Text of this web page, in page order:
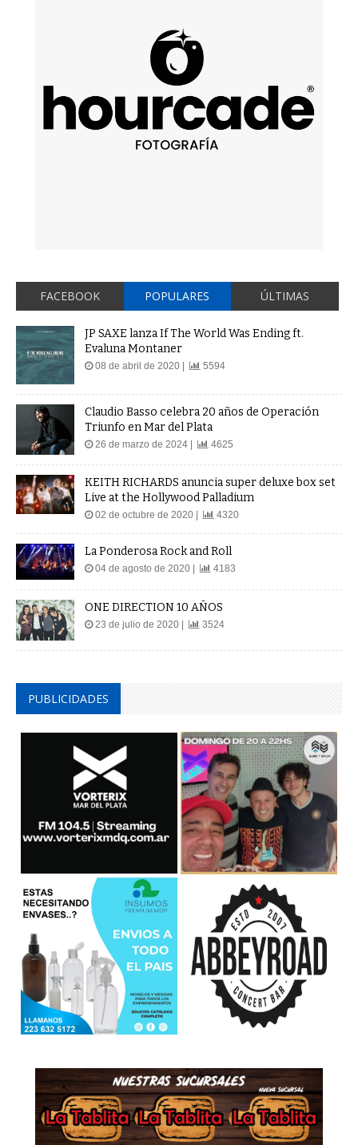
FACEBOOK POPULARES ÚLTIMAS
JP SAXE lanza If The World Was Ending ft.
Evaluna Montaner
08 de abril de 2020 | 5594
Claudio Basso celebra 20 años de Operación
Triunfo en Mar del Plata
26 de marzo de 2024 | 4625
KEITH RICHARDS anuncia super deluxe box set
Live at the Hollywood Palladium
02 de octubre de 2020 | 4320
La Ponderosa Rock and Roll
04 de agosto de 2020 | 4183
ONE DIRECTION 10 AÑOS
23 de julio de 2020 | 3524
PUBLICIDADES